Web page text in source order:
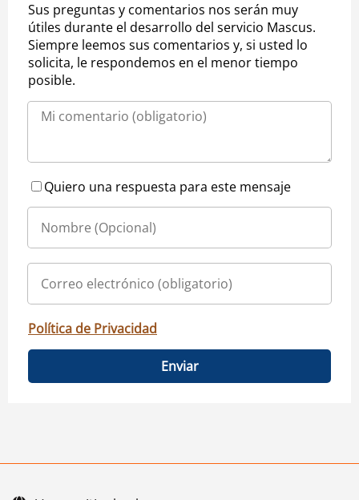
Sus preguntas y comentarios nos serán muy
útiles durante el desarrollo del servicio Mascus.
Siempre leemos sus comentarios y, si usted lo
solicita, le respondemos en el menor tiempo
posible.
Quiero una respuesta para este mensaje
Política de Privacidad
Enviar